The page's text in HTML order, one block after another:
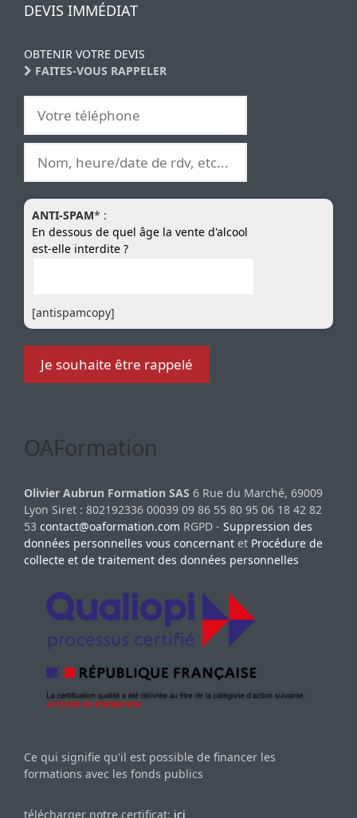
DEVIS IMMÉDIAT
OBTENIR VOTRE DEVIS
FAITES-VOUS RAPPELER
ANTI-SPAM* :
En dessous de quel âge la vente d'alcool
est-elle interdite ?
[antispamcopy]
OAFormation
Olivier Aubrun Formation SAS 6 Rue du Marché, 69009
Lyon Siret : 802192336 00039 09 86 55 80 95 06 18 42 82
53 contact@oaformation.com RGPD - Suppression des
données personnelles vous concernant et Procédure de
collecte et de traitement des données personnelles
Ce qui signifie qu'il est possible de financer les
formations avec les fonds publics
télécharger notre certificat: ici